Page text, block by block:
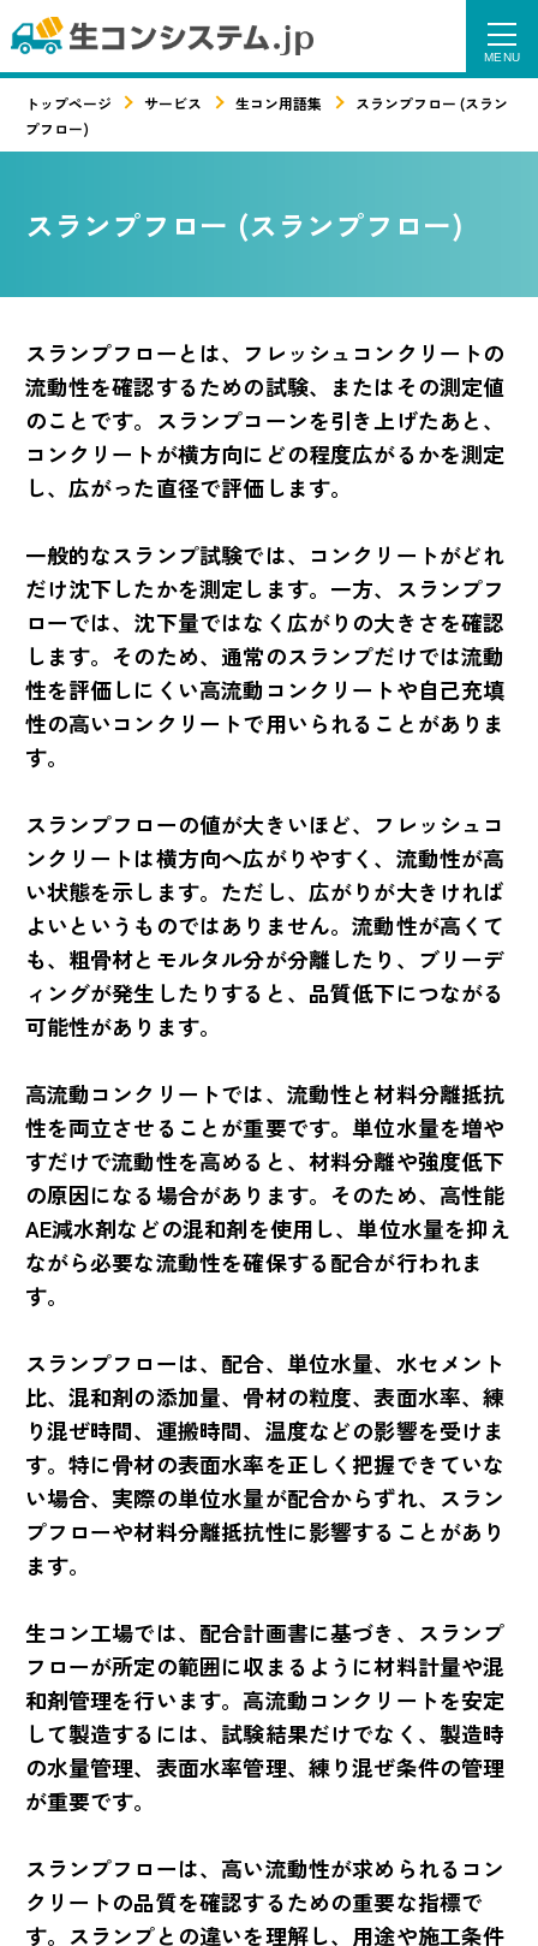
トップページ サービス 生コン用語集
スランプフロー (スラン
プフロー)
スランプフロー (スランプフロー)
スランプフローとは、フレッシュコンクリートの
流動性を確認するための試験、またはその測定値
のことです。スランプコーンを引き上げたあと、
コンクリートが横方向にどの程度広がるかを測定
し、広がった直径で評価します。
一般的なスランプ試験では、コンクリートがどれ
だけ沈下したかを測定します。一方、スランプフ
ローでは、沈下量ではなく広がりの大きさを確認
します。そのため、通常のスランプだけでは流動
性を評価しにくい高流動コンクリートや自己充填
性の高いコンクリートで用いられることがありま
す。
スランプフローの値が大きいほど、フレッシュコ
ンクリートは横方向へ広がりやすく、流動性が高
い状態を示します。ただし、広がりが大きければ
よいというものではありません。流動性が高くて
も、粗骨材とモルタル分が分離したり、ブリーデ
ィングが発生したりすると、品質低下につながる
可能性があります。
高流動コンクリートでは、流動性と材料分離抵抗
性を両立させることが重要です。単位水量を増や
すだけで流動性を高めると、材料分離や強度低下
の原因になる場合があります。そのため、高性能
AE減水剤などの混和剤を使用し、単位水量を抑え
ながら必要な流動性を確保する配合が行われま
す。
スランプフローは、配合、単位水量、水セメント
比、混和剤の添加量、骨材の粒度、表面水率、練
り混ぜ時間、運搬時間、温度などの影響を受けま
す。特に骨材の表面水率を正しく把握できていな
い場合、実際の単位水量が配合からずれ、スラン
プフローや材料分離抵抗性に影響することがあり
ます。
生コン工場では、配合計画書に基づき、スランプ
フローが所定の範囲に収まるように材料計量や混
和剤管理を行います。高流動コンクリートを安定
して製造するには、試験結果だけでなく、製造時
の水量管理、表面水率管理、練り混ぜ条件の管理
が重要です。
スランプフローは、高い流動性が求められるコン
クリートの品質を確認するための重要な指標で
す。スランプとの違いを理解し、用途や施工条件